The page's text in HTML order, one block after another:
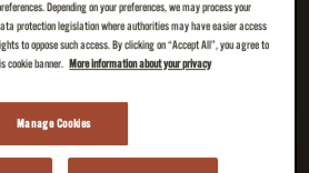
Depending on your preferences, we may process your
protection legislation where authorities may have easier access
to oppose such access. By clicking on “Accept All”, you agree to
cookie banner.
More information about your privacy
Manage Cookies